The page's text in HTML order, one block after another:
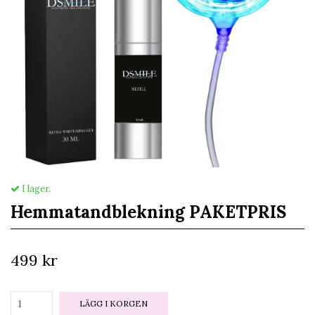
I lager.
Hemmatandblekning PAKETPRIS
499 kr
LÄGG I KORGEN